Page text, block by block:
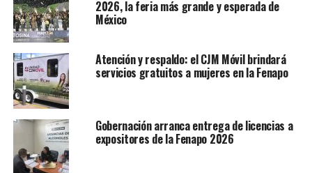
TEMAS RELACIONADOS
YA VIENE
Tropiezo al descender de un camión termina con mujer
hospitalizada
NO TE PIERDAS
Concluye Patricia Martínez 28 años de trayectoria en
Seguridad y Custodia
2026, la feria más grande y esperada de
México
Atención y respaldo: el CJM Móvil brindará
servicios gratuitos a mujeres en la Fenapo
Gobernación arranca entrega de licencias a
expositores de la Fenapo 2026